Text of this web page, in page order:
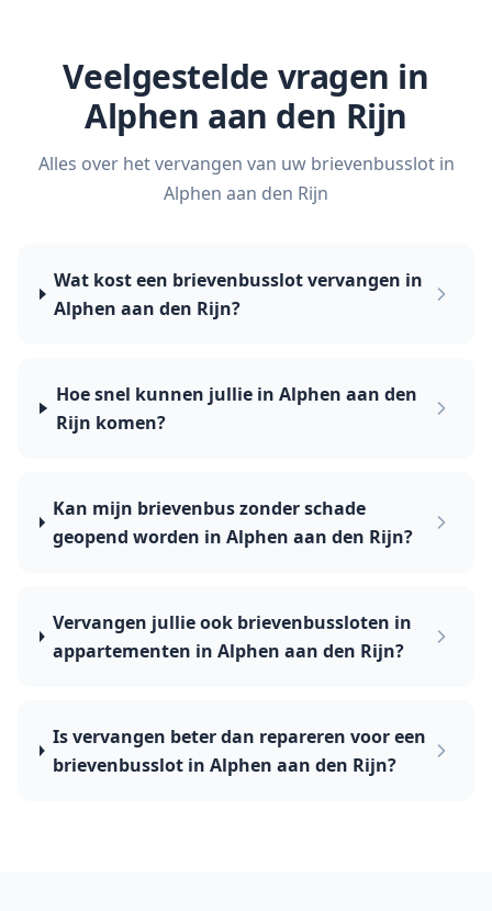
Veelgestelde vragen in
Alphen aan den Rijn
Alles over het vervangen van uw brievenbusslot in
Alphen aan den Rijn
Wat kost een brievenbusslot vervangen in
Alphen aan den Rijn?
Hoe snel kunnen jullie in Alphen aan den
Rijn komen?
Kan mijn brievenbus zonder schade
geopend worden in Alphen aan den Rijn?
Vervangen jullie ook brievenbussloten in
appartementen in Alphen aan den Rijn?
Is vervangen beter dan repareren voor een
brievenbusslot in Alphen aan den Rijn?